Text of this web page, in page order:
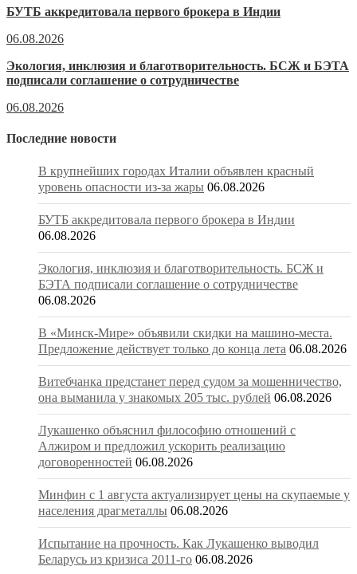
БУТБ аккредитовала первого брокера в Индии
06.08.2026
Экология, инклюзия и благотворительность. БСЖ и БЭТА
подписали соглашение о сотрудничестве
06.08.2026
Последние новости
В крупнейших городах Италии объявлен красный
уровень опасности из-за жары 06.08.2026
БУТБ аккредитовала первого брокера в Индии
06.08.2026
Экология, инклюзия и благотворительность. БСЖ и
БЭТА подписали соглашение о сотрудничестве
06.08.2026
В «Минск-Мире» объявили скидки на машино-места.
Предложение действует только до конца лета 06.08.2026
Витебчанка предстанет перед судом за мошенничество,
она выманила у знакомых 205 тыс. рублей 06.08.2026
Лукашенко объяснил философию отношений с
Алжиром и предложил ускорить реализацию
договоренностей 06.08.2026
Минфин с 1 августа актуализирует цены на скупаемые у
населения драгметаллы 06.08.2026
Испытание на прочность. Как Лукашенко выводил
Беларусь из кризиса 2011-го 06.08.2026